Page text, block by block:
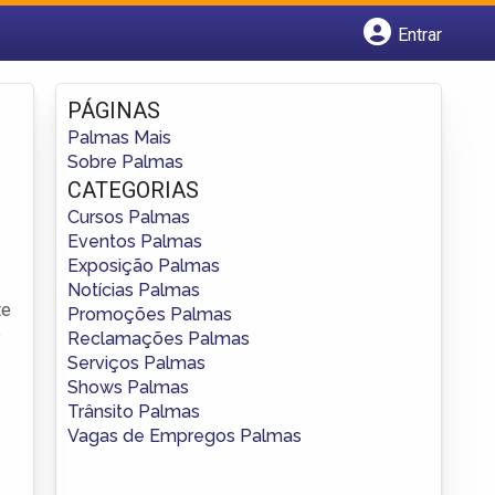
Entrar
Fazer login
Criar conta
PÁGINAS
Palmas Mais
Sobre Palmas
CATEGORIAS
Cursos Palmas
Eventos Palmas
Exposição Palmas
Notícias Palmas
Promoções Palmas
Reclamações Palmas
Serviços Palmas
Shows Palmas
Trânsito Palmas
Vagas de Empregos Palmas